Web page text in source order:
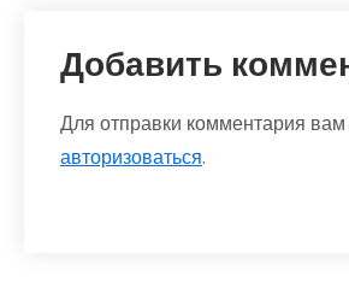
Добавить
Для отправки комментария
авторизоваться.